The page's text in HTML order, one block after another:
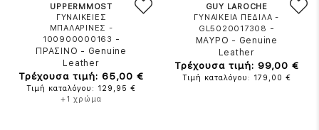
UPPERMMOST
ΓΥΝΑΙΚΕΙΕΣ
ΜΠΑΛΑΡΙΝΕΣ -
100900000163 -
ΠΡΑΣΙΝΟ - Genuine
Leather
Τρέχουσα τιμή: 65,00 €
Τιμή καταλόγου: 129,95 €
+1 χρώμα
GUY LAROCHE
ΓΥΝΑΙΚΕΙΑ ΠΕΔΙΛΑ -
GL5020017308 -
ΜΑΥΡΟ - Genuine
Leather
Τρέχουσα τιμή: 99,00 €
Τιμή καταλόγου: 179,00 €